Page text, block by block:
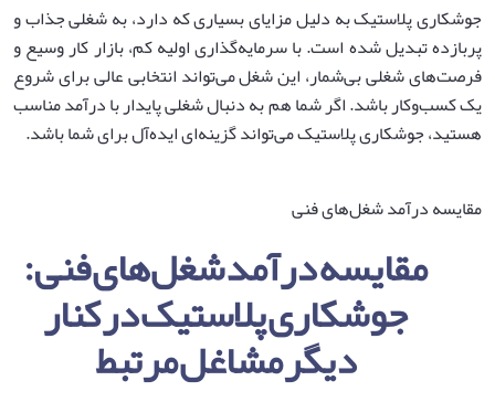
جوشکاری پلاستیک به دلیل مزایای بسیاری که دارد، به شغلی جذاب و
پربازده تبدیل شده است. با سرمایه‌گذاری اولیه کم، بازار کار وسیع و
فرصت‌های شغلی بی‌شمار، این شغل می‌تواند انتخابی عالی برای شروع
یک کسب‌وکار باشد. اگر شما هم به دنبال شغلی پایدار با درآمد مناسب
هستید، جوشکاری پلاستیک می‌تواند گزینه‌ای ایده‌آل برای شما باشد.
مقایسه درآمد شغل‌های فنی
مقایسه درآمد شغل‌های فنی:
جوشکاری پلاستیک در کنار
دیگر مشاغل مرتبط